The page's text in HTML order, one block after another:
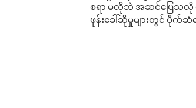
စရာ မလိုဘဲ အဆင်ပြေသလို
ဖုန်းခေါ်ဆိုမှုများတွင် ပိုက်